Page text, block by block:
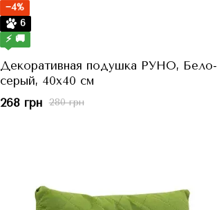
−4%
6
⚡ 🚚
Декоративная подушка РУНО, Бело-
серый, 40x40 см
280 грн
268 грн